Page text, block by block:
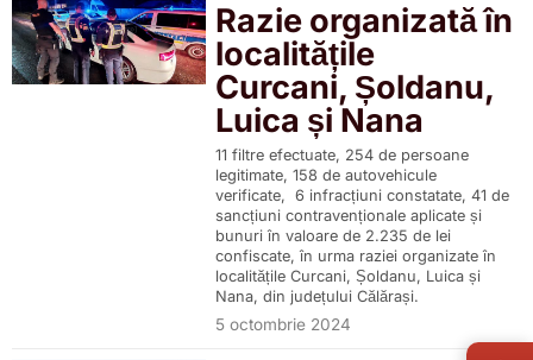
Razie organizată în
localitățile
Curcani, Șoldanu,
Luica și Nana
11 filtre efectuate, 254 de persoane
legitimate, 158 de autovehicule
verificate, 6 infracțiuni constatate, 41 de
sancțiuni contravenționale aplicate și
bunuri în valoare de 2.235 de lei
confiscate, în urma raziei organizate în
localitățile Curcani, Șoldanu, Luica și
Nana, din județului Călărași.
5 octombrie 2024